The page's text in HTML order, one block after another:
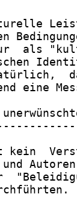
als
eine
kein